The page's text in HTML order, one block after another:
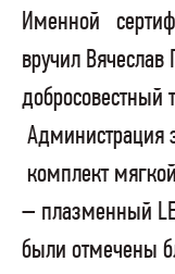
Именной
вручил Вячеслав
добросовестный
Администрация
комплект
– плазменный
были отмечены